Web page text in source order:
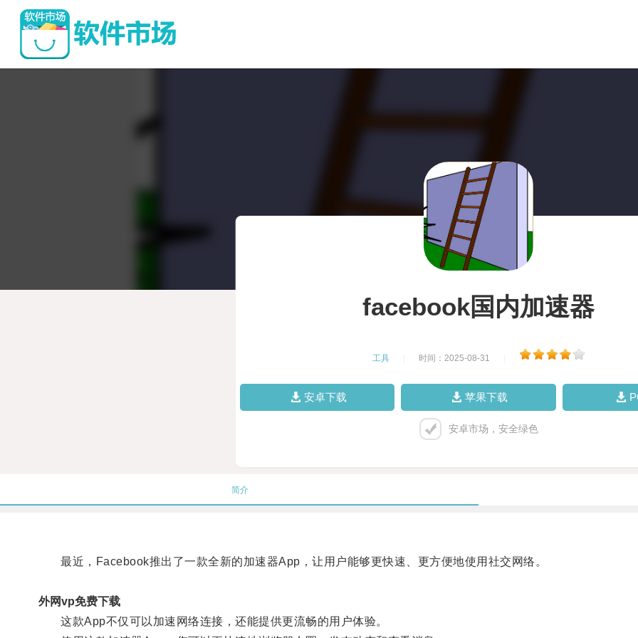
facebook国内加速器
工具 时间：2025-08-31
安卓下载 苹果下载
安卓市场，安全绿色
简介
最近，Facebook推出了一款全新的加速器App，让用户能够更快速、更方便地使用社交网络。
外网vp免费下载
这款App不仅可以加速网络连接，还能提供更流畅的用户体验。